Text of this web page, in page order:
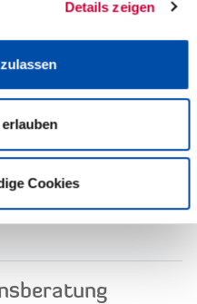
Details zeigen
Cookies
Steinburg geht